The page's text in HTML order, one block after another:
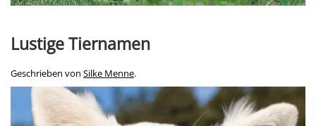
Lustige Tiernamen
Geschrieben von Silke Menne.